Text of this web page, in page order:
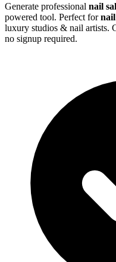
Generate professional nail
powered tool. Perfect for
luxury studios & nail artists.
no signup required.